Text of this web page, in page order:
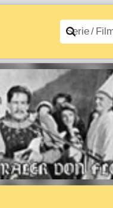
Filme A–Z